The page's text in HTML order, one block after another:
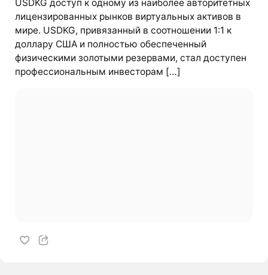
USDKG доступ к одному из наиболее авторитетных
лицензированных рынков виртуальных активов в
мире. USDKG, привязанный в соотношении 1:1 к
доллару США и полностью обеспеченный
физическими золотыми резервами, стал доступен
профессиональным инвесторам […]